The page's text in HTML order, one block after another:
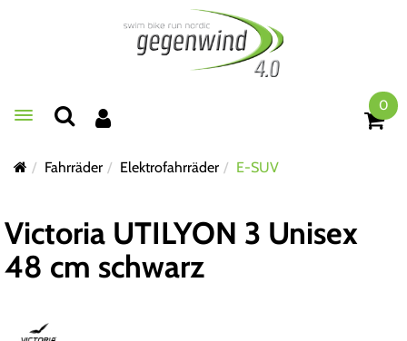
Toggle navigation
0
Fahrräder Elektrofahrräder E-SUV
Victoria UTILYON 3 Unisex
48 cm schwarz